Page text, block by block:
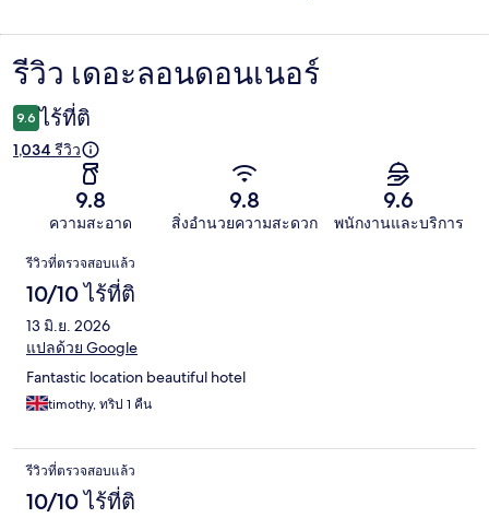
รีวิว
รีวิว เดอะลอนดอนเนอร์
9.6 ไร้ที่ติ
1,034 รีวิว
9.8
ความสะอาด
9.8
สิ่งอำนวยความสะดวก
9.6
พนักงานและบริการ
รีวิว
รีวิวที่ตรวจสอบแล้ว
10/10 ไร้ที่ติ
13 มิ.ย. 2026
แปลด้วย Google
Fantastic location beautiful hotel
timothy, ทริป 1 คืน
รีวิวที่ตรวจสอบแล้ว
10/10 ไร้ที่ติ